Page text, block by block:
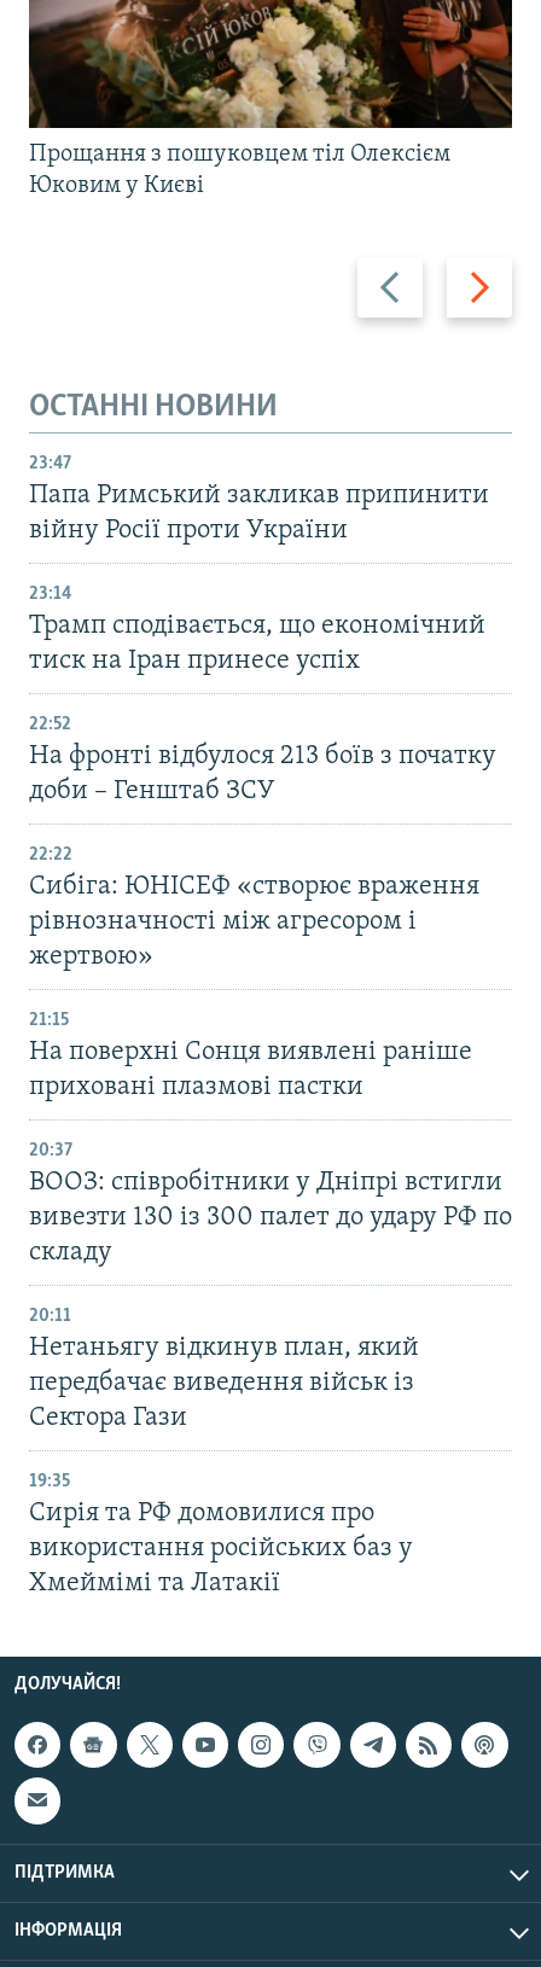
Назад Вперед
Прощання з пошуковцем тіл Олексієм
Юковим у Києві
ОСТАННІ НОВИНИ
23:47
Папа Римський закликав припинити
війну Росії проти України
23:14
Трамп сподівається, що економічний
тиск на Іран принесе успіх
22:52
На фронті відбулося 213 боїв з початку
доби – Генштаб ЗСУ
22:22
Сибіга: ЮНІСЕФ «створює враження
рівнозначності між агресором і
жертвою»
21:15
На поверхні Сонця виявлені раніше
приховані плазмові пастки
20:37
ВООЗ: співробітники у Дніпрі встигли
вивезти 130 із 300 палет до удару РФ по
складу
20:11
Нетаньягу відкинув план, який
передбачає виведення військ із
Сектора Гази
19:35
Сирія та РФ домовилися про
використання російських баз у
Хмеймімі та Латакії
ДОЛУЧАЙСЯ!
ПІДТРИМКА
ІНФОРМАЦІЯ